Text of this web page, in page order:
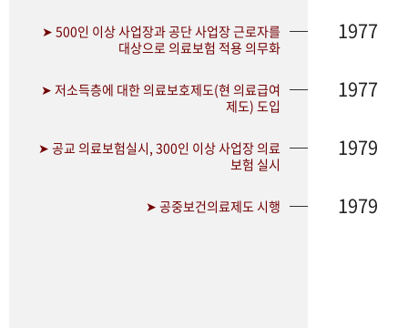
➤ 500인 이상 사업장과 공단 사업장 근로자를
대상으로 의료보험 적용 의무화
1977
➤ 저소득층에 대한 의료보호제도(현 의료급여
제도) 도입
1977
➤ 공교 의료보험실시, 300인 이상 사업장 의료
보험 실시
1979
➤ 공중보건의료제도 시행 1979